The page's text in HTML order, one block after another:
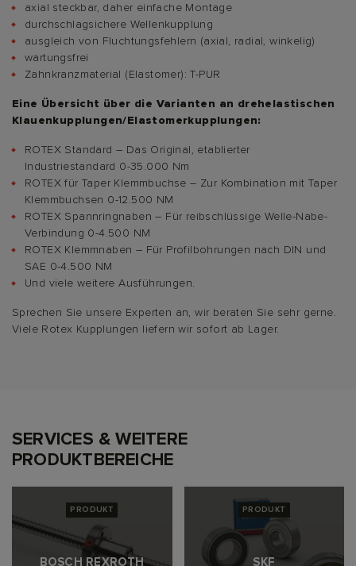
axial steckbar, daher einfache Montage
durchschlagsichere Wellenkupplung
ausgleich von Fluchtungsfehlern (axial, radial, winkelig)
wartungsfrei
Zahnkranzmaterial (Elastomer): T-PUR
Eine Übersicht über die Varianten an drehelastischen
Klauenkupplungen/Elastomerkupplungen:
ROTEX Standard – Das Original, etablierter
Industriestandard 0-35.000 Nm
ROTEX für Taper Klemmbuchse – Zur Kombination mit Taper
Klemmbuchsen 0-12.500 NM
ROTEX Spannringnaben – Für reibschlüssige Welle-Nabe-
Verbindung 0-4.500 NM
ROTEX Klemmnaben – Für Profilbohrungen nach DIN und
SAE 0-4.500 NM
Und viele weitere Ausführungen.
Sprechen Sie unsere Experten an, wir beraten Sie sehr gerne.
Viele Rotex Kupplungen liefern wir sofort ab Lager.
SERVICES & WEITERE
PRODUKTBEREICHE
PRODUKT
BOSCH REXROTH
PRODUKT
SKF